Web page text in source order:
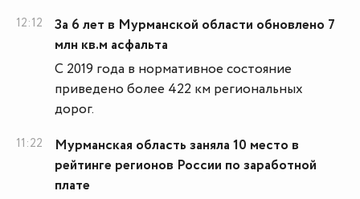
12:12
За 6 лет в Мурманской области обновлено 7
млн кв.м асфальта
С 2019 года в нормативное состояние
приведено более 422 км региональных
дорог.
11:22
Мурманская область заняла 10 место в
рейтинге регионов России по заработной
плате